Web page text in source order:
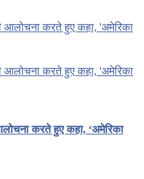
करते हुए कहा, ‘अमेरिका